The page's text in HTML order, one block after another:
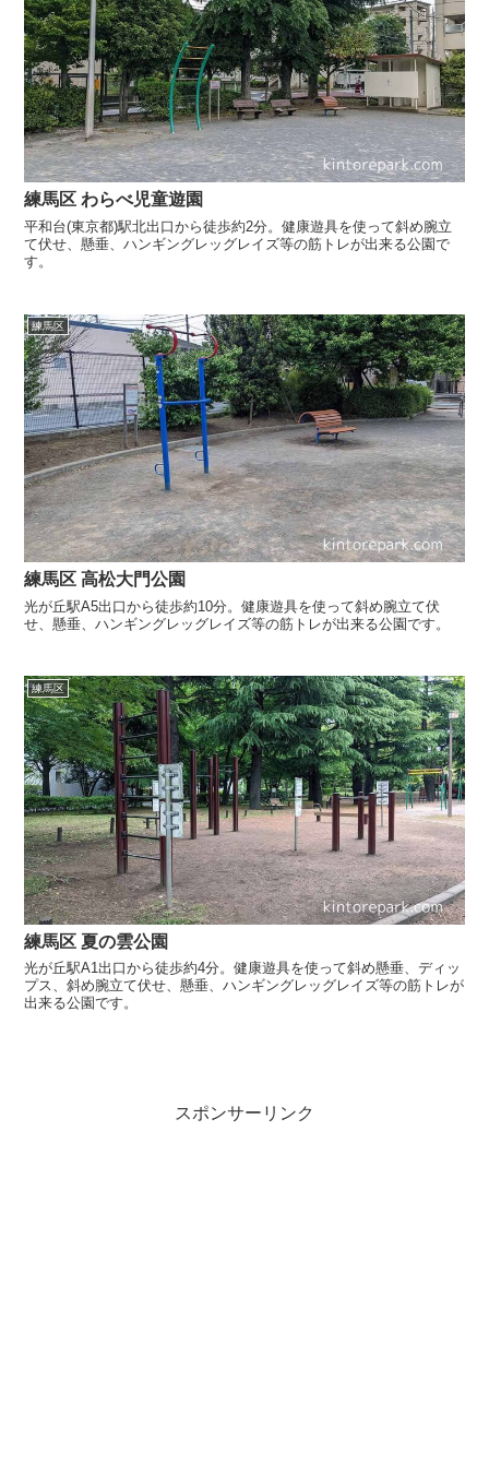
練馬区 わらべ児童遊園
平和台(東京都)駅北出口から徒歩約2分。健康遊具を使って斜め腕立
て伏せ、懸垂、ハンギングレッグレイズ等の筋トレが出来る公園で
す。
練馬区
練馬区 高松大門公園
光が丘駅A5出口から徒歩約10分。健康遊具を使って斜め腕立て伏
せ、懸垂、ハンギングレッグレイズ等の筋トレが出来る公園です。
練馬区
練馬区 夏の雲公園
光が丘駅A1出口から徒歩約4分。健康遊具を使って斜め懸垂、ディッ
プス、斜め腕立て伏せ、懸垂、ハンギングレッグレイズ等の筋トレが
出来る公園です。
スポンサーリンク